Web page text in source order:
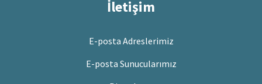
İletişim
E-posta Adreslerimiz
E-posta Sunucularımız